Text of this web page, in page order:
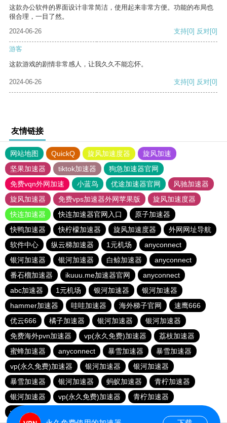
这款办公软件的界面设计非常简洁，使用起来非常方便。功能的布局也
很合理，一目了然。
2024-06-26
支持[0] 反对[0]
游客
这款游戏的剧情非常感人，让我久久不能忘怀。
2024-06-26 支持[0] 反对[0]
友情链接
网站地图 QuickQ 旋风加速度器
旋风加速
坚果加速器
tiktok加速器
狗急加速器官网
免费vqn外网加速
小蓝鸟 优途加速器官网
风驰加速器
旋风加速器
免费vps加速器外网苹果版
旋风加速度器
快连加速器
快连加速器官网入口
原子加速器
快鸭加速器
快柠檬加速器 旋风加速度器
外网网址导航
软件中心
纵云梯加速器 1元机场
anyconnect
银河加速器
银河加速器 白鲸加速器
anyconnect
番石榴加速器
ikuuu.me加速器官网
anyconnect
abc加速器
1元机场 银河加速器
银河加速器
hammer加速器
哇哇加速器 海外梯子官网
速鹰666
优云666
橘子加速器 银河加速器
银河加速器
免费海外pvn加速器
vp(永久免费)加速器
荔枝加速器
蜜蜂加速器
anyconnect 暴雪加速器
暴雪加速器
vp(永久免费)加速器
银河加速器
银河加速器
暴雪加速器
银河加速器 蚂蚁加速器
青柠加速器
银河加速器
vp(永久免费)加速器
青柠加速器
veee加速器